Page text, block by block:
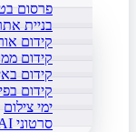
פרסום
בניית
קידום
קידום
קידום
קידום
ימי צילום
סרטוני AI